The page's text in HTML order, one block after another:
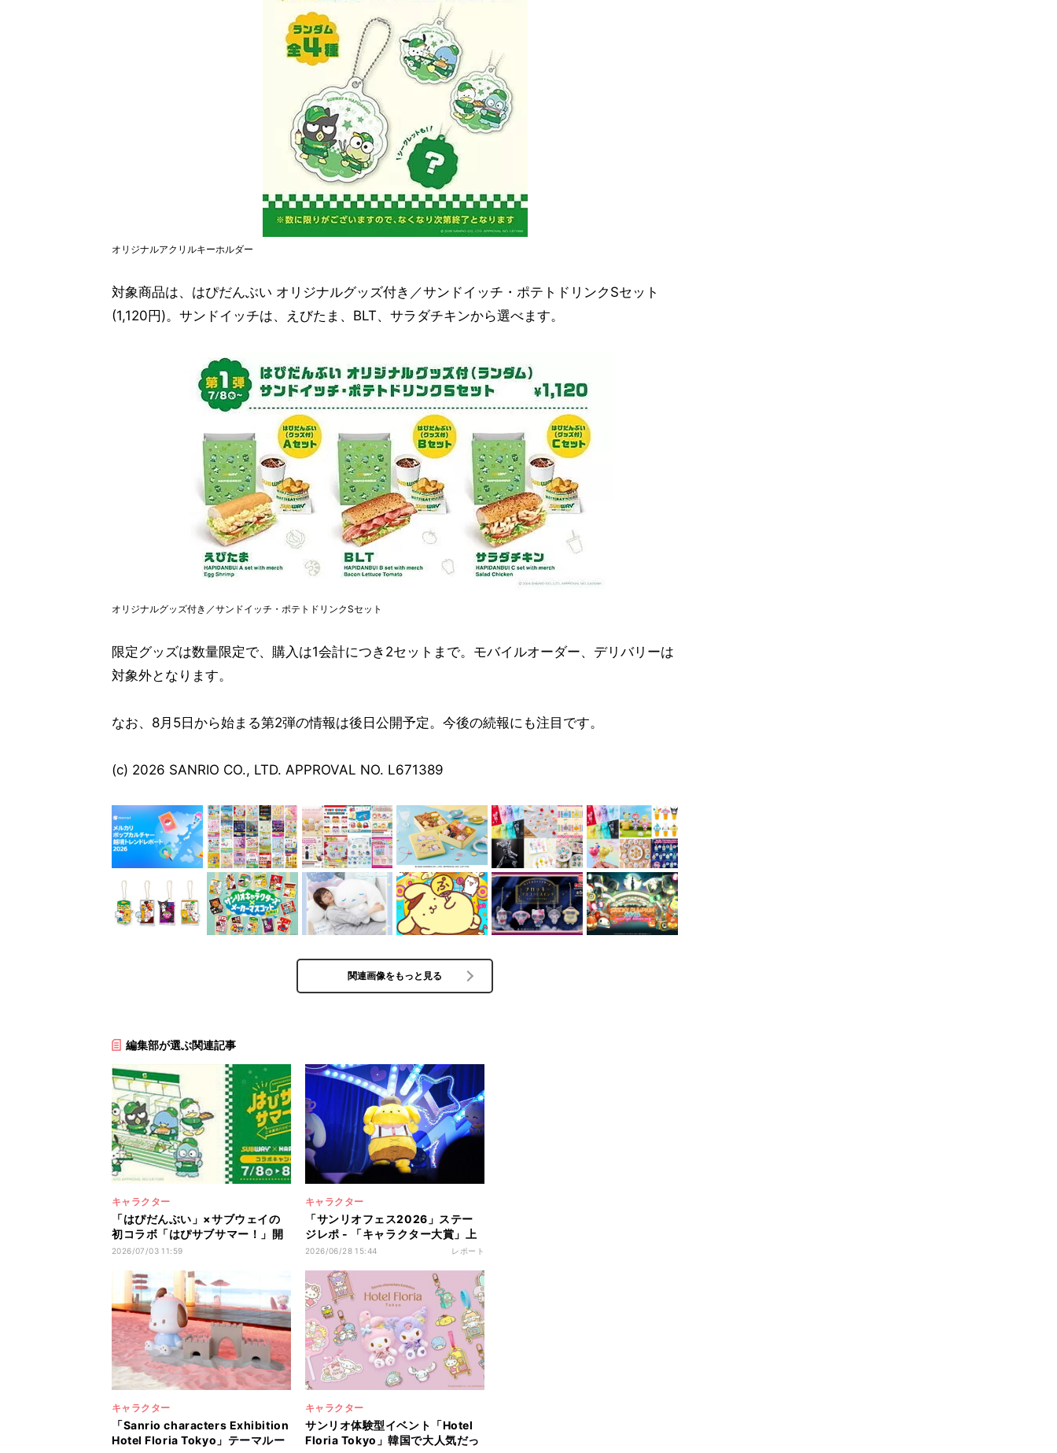
オリジナルアクリルキーホルダー
対象商品は、はぴだんぶい オリジナルグッズ付き／サンドイッチ・ポテトドリンクSセット
(1,120円)。サンドイッチは、えびたま、BLT、サラダチキンから選べます。
オリジナルグッズ付き／サンドイッチ・ポテトドリンクSセット
限定グッズは数量限定で、購入は1会計につき2セットまで。モバイルオーダー、デリバリーは
対象外となります。
なお、8月5日から始まる第2弾の情報は後日公開予定。今後の続報にも注目です。
(c) 2026 SANRIO CO., LTD. APPROVAL NO. L671389
関連画像をもっと見る
編集部が選ぶ関連記事
キャラクター
「はぴだんぶい」×サブウェイの
初コラボ「はぴサブサマー！」開
催 - 限定アクリルキーホルダー付
2026/07/03 11:59
キャラクター
「サンリオフェス2026」ステー
ジレポ - 「キャラクター大賞」上
位15キャラ登場でファン大盛り上
30周年記念“喜劇”も
2026/06/28 15:44 レポート
キャラクター
「Sanrio characters Exhibition
Hotel Floria Tokyo」テーマルー
キャラクター
サンリオ体験型イベント「Hotel
Floria Tokyo」韓国で大人気だっ